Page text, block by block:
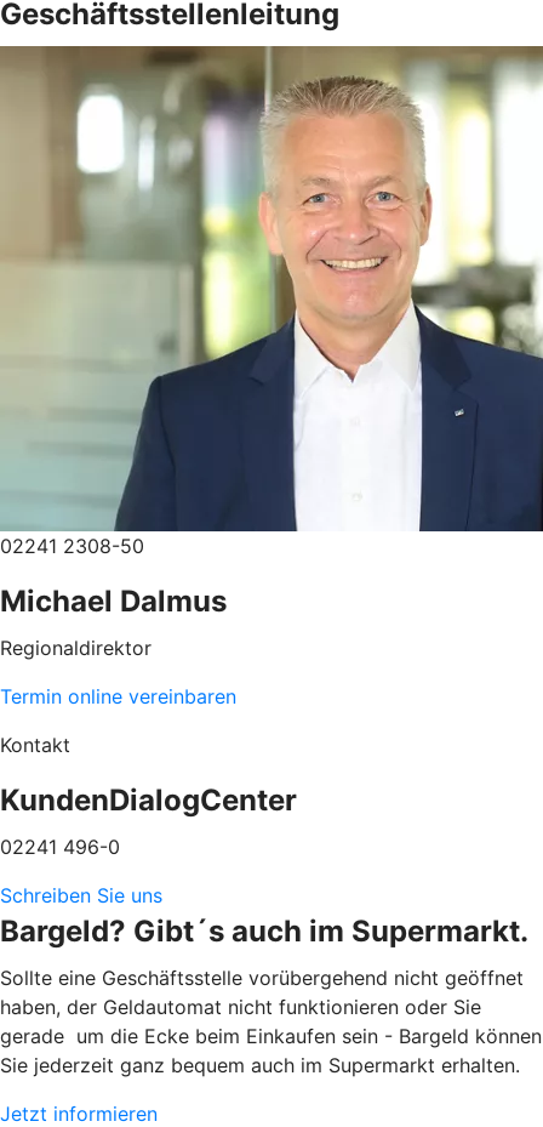
Geschäftsstellenleitung
02241 2308-50
Michael Dalmus
Regionaldirektor
Termin online vereinbaren
Kontakt
KundenDialogCenter
02241 496-0
Schreiben Sie uns
Bargeld? Gibt´s auch im Supermarkt.
Sollte eine Geschäftsstelle vorübergehend nicht geöffnet
haben, der Geldautomat nicht funktionieren oder Sie
gerade um die Ecke beim Einkaufen sein - Bargeld können
Sie jederzeit ganz bequem auch im Supermarkt erhalten.
Jetzt informieren